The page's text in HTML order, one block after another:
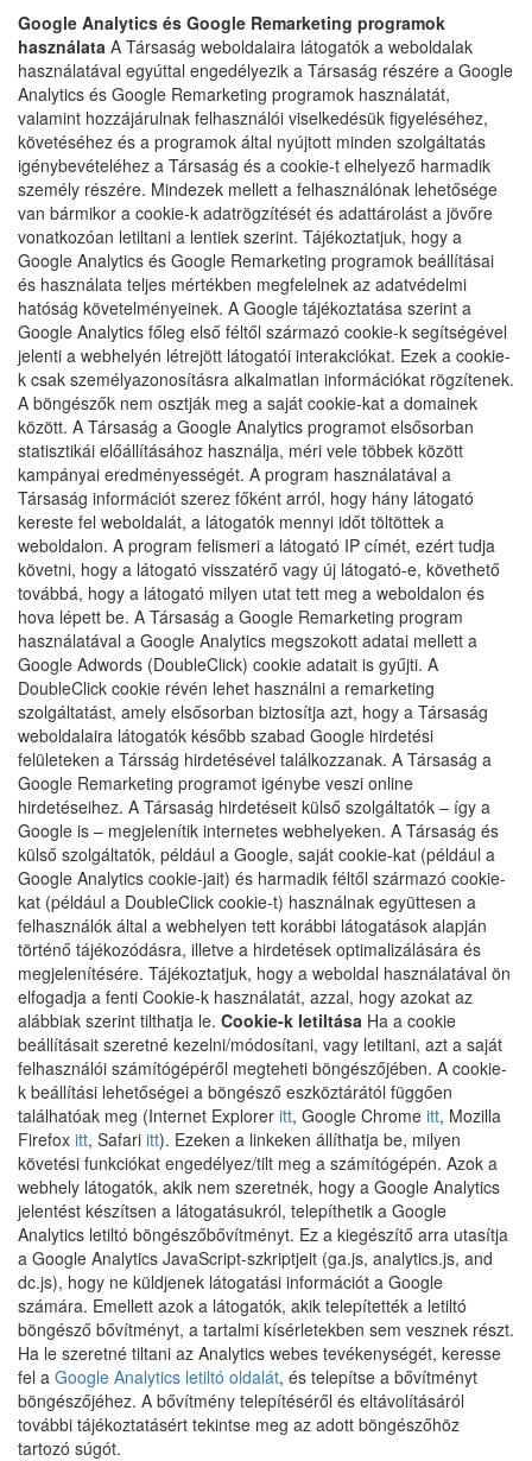
Google Analytics és Google Remarketing programok
használata A Társaság weboldalaira látogatók a weboldalak
használatával egyúttal engedélyezik a Társaság részére a Google
Analytics és Google Remarketing programok használatát,
valamint hozzájárulnak felhasználói viselkedésük figyeléséhez,
követéséhez és a programok által nyújtott minden szolgáltatás
igénybevételéhez a Társaság és a cookie-t elhelyező harmadik
személy részére. Mindezek mellett a felhasználónak lehetősége
van bármikor a cookie-k adatrögzítését és adattárolást a jövőre
vonatkozóan letiltani a lentiek szerint. Tájékoztatjuk, hogy a
Google Analytics és Google Remarketing programok beállításai
és használata teljes mértékben megfelelnek az adatvédelmi
hatóság követelményeinek. A Google tájékoztatása szerint a
Google Analytics főleg első féltől származó cookie-k segítségével
jelenti a webhelyén létrejött látogatói interakciókat. Ezek a cookie-
k csak személyazonosításra alkalmatlan információkat rögzítenek.
A böngészők nem osztják meg a saját cookie-kat a domainek
között. A Társaság a Google Analytics programot elsősorban
statisztikái előállításához használja, méri vele többek között
kampányai eredményességét. A program használatával a
Társaság információt szerez főként arról, hogy hány látogató
kereste fel weboldalát, a látogatók mennyi időt töltöttek a
weboldalon. A program felismeri a látogató IP címét, ezért tudja
követni, hogy a látogató visszatérő vagy új látogató-e, követhető
továbbá, hogy a látogató milyen utat tett meg a weboldalon és
hova lépett be. A Társaság a Google Remarketing program
használatával a Google Analytics megszokott adatai mellett a
Google Adwords (DoubleClick) cookie adatait is gyűjti. A
DoubleClick cookie révén lehet használni a remarketing
szolgáltatást, amely elsősorban biztosítja azt, hogy a Társaság
weboldalaira látogatók később szabad Google hirdetési
felületeken a Társság hirdetésével találkozzanak. A Társaság a
Google Remarketing programot igénybe veszi online
hirdetéseihez. A Társaság hirdetéseit külső szolgáltatók – így a
Google is – megjelenítik internetes webhelyeken. A Társaság és
külső szolgáltatók, például a Google, saját cookie-kat (például a
Google Analytics cookie-jait) és harmadik féltől származó cookie-
kat (például a DoubleClick cookie-t) használnak együttesen a
felhasználók által a webhelyen tett korábbi látogatások alapján
történő tájékozódásra, illetve a hirdetések optimalizálására és
megjelenítésére. Tájékoztatjuk, hogy a weboldal használatával ön
elfogadja a fenti Cookie-k használatát, azzal, hogy azokat az
alábbiak szerint tilthatja le. Cookie-k letiltása Ha a cookie
beállításait szeretné kezelni/módosítani, vagy letiltani, azt a saját
felhasználói számítógépéről megteheti böngészőjében. A cookie-
k beállítási lehetőségei a böngésző eszköztárától függően
találhatóak meg (Internet Explorer itt, Google Chrome itt, Mozilla
Firefox itt, Safari itt). Ezeken a linkeken állíthatja be, milyen
követési funkciókat engedélyez/tilt meg a számítógépén. Azok a
webhely látogatók, akik nem szeretnék, hogy a Google Analytics
jelentést készítsen a látogatásukról, telepíthetik a Google
Analytics letiltó böngészőbővítményt. Ez a kiegészítő arra utasítja
a Google Analytics JavaScript-szkriptjeit (ga.js, analytics.js, and
dc.js), hogy ne küldjenek látogatási információt a Google
számára. Emellett azok a látogatók, akik telepítették a letiltó
böngésző bővítményt, a tartalmi kísérletekben sem vesznek részt.
Ha le szeretné tiltani az Analytics webes tevékenységét, keresse
fel a Google Analytics letiltó oldalát, és telepítse a bővítményt
böngészőjéhez. A bővítmény telepítéséről és eltávolításáról
további tájékoztatásért tekintse meg az adott böngészőhöz
tartozó súgót.